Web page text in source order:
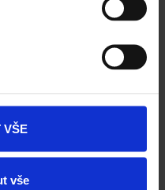
VŠE
vše